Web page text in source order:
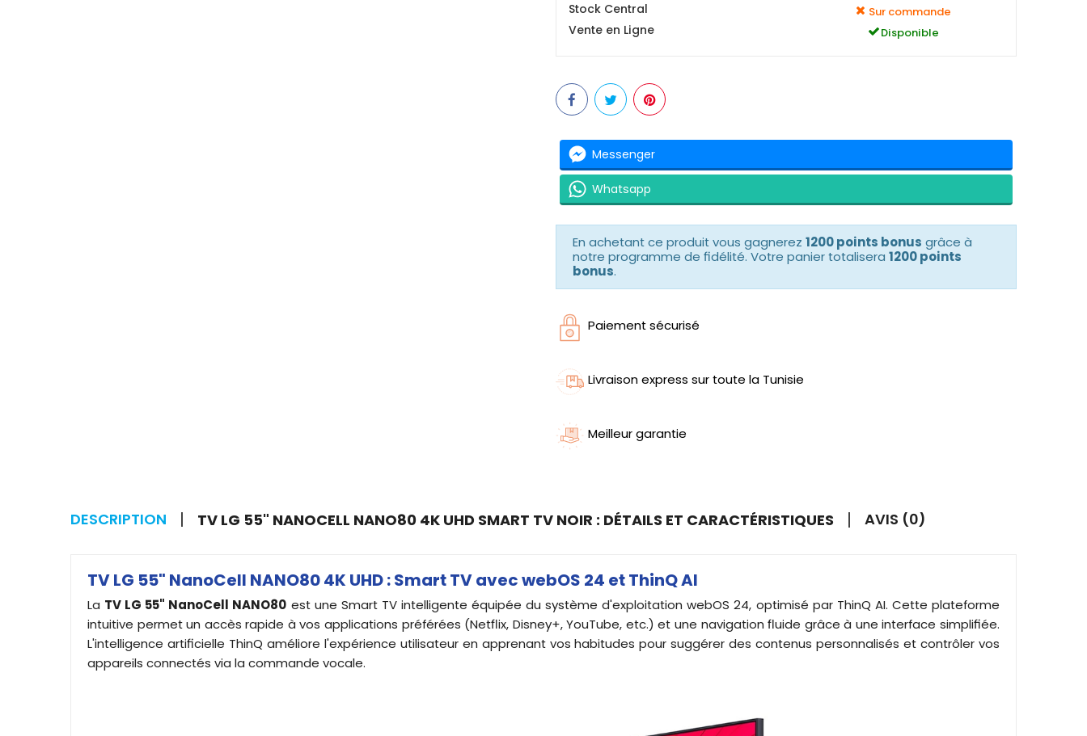
Stock Central Sur commande
Vente en Ligne Disponible
Messenger
Whatsapp
En achetant ce produit vous gagnerez 1200 points bonus grâce à
notre programme de fidélité. Votre panier totalisera 1200 points
bonus.
Paiement sécurisé
Livraison express sur toute la Tunisie
Meilleur garantie
DESCRIPTION TV LG 55" NANOCELL NANO80 4K UHD SMART TV NOIR : DÉTAILS ET CARACTÉRISTIQUES AVIS (0)
TV LG 55" NanoCell NANO80 4K UHD : Smart TV avec webOS 24 et ThinQ AI
La TV LG 55" NanoCell NANO80 est une Smart TV intelligente équipée du système d'exploitation webOS 24, optimisé par ThinQ AI. Cette plateforme
intuitive permet un accès rapide à vos applications préférées (Netflix, Disney+, YouTube, etc.) et une navigation fluide grâce à une interface simplifiée.
L'intelligence artificielle ThinQ améliore l'expérience utilisateur en apprenant vos habitudes pour suggérer des contenus personnalisés et contrôler vos
appareils connectés via la commande vocale.